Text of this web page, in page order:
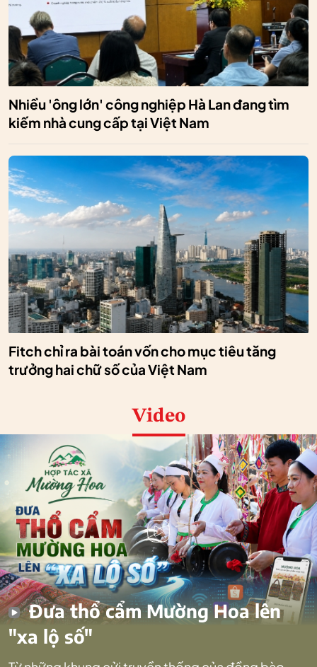
Nhiều 'ông lớn' công nghiệp Hà Lan đang tìm
kiếm nhà cung cấp tại Việt Nam
Fitch chỉ ra bài toán vốn cho mục tiêu tăng
trưởng hai chữ số của Việt Nam
Video
Đưa thổ cẩm Mường Hoa lên
"xa lộ số"